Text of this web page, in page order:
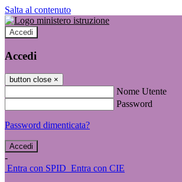
Salta al contenuto
Accedi
Accedi
button close ×
Nome Utente
Password
Password dimenticata?
-
Entra con SPID Entra con CIE